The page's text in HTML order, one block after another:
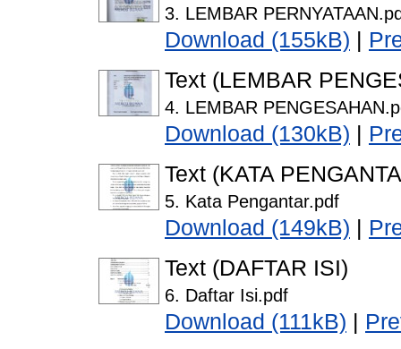
3. LEMBAR
Download (155kB)
Text (LEMBAR
4. LEMBAR
Download (130kB)
Text (KATA
5. Kata Pengantar.pdf
Download (149kB)
Text (DAFTAR ISI)
6. Daftar Isi.pdf
Download (111kB)